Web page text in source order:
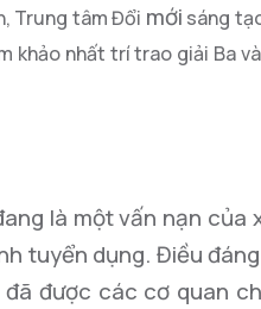
Trung tâm Đổi mới sáng
khảo nhất trí trao giải Ba
là một vấn nạn của
tuyển dụng. Điều
được các cơ quan